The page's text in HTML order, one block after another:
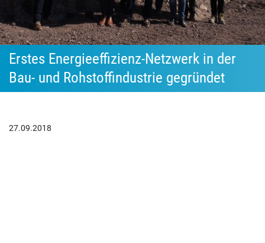
Erstes Energieeffizienz-Netzwerk in der
Bau- und Rohstoffindustrie gegründet
27.09.2018